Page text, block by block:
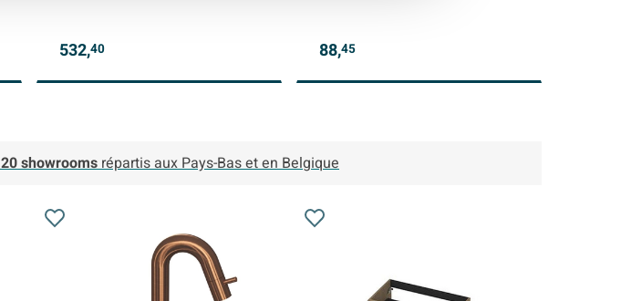
532,40 88,45
20 showroomsrépartis aux Pays-Bas et en Belgique